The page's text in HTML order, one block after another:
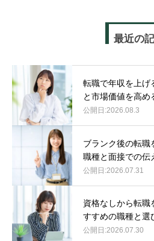
最近の
転職で年収を上げ
と市場価値を高め
2026.08.3
ブランク後の転職
職種と面接での伝
2026.07.31
資格なしから転職
すすめの職種と選
2026.07.30